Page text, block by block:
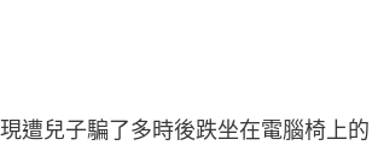
遭兒子騙了多時後跌坐在電腦椅上的